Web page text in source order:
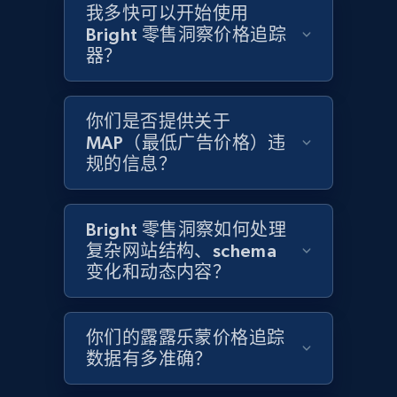
price, Currency, Availability, Reviews count, and
Amazon products global dataset -
Collecting products by keyword search
Title, Seller name, Brand, Description, Initial
price, Currency, Availability, Reviews count, and
2.1K+ 375+ 立即开始
Amazon products global dataset - Collects
我多快可以开始使用
Bright 零售洞察价格追踪
器？
你们是否提供关于
MAP（最低广告价格）违
规的信息？
Bright 零售洞察如何处理
复杂网站结构、schema
变化和动态内容？
你们的露露乐蒙价格追踪
数据有多准确？